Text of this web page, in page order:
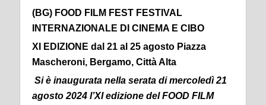
(BG) FOOD FILM FEST FESTIVAL
INTERNAZIONALE DI CINEMA E CIBO
XI EDIZIONE dal 21 al 25 agosto Piazza
Mascheroni, Bergamo, Città Alta
Si è inaugurata nella serata di mercoledì 21
agosto 2024 l’XI edizione del FOOD FILM